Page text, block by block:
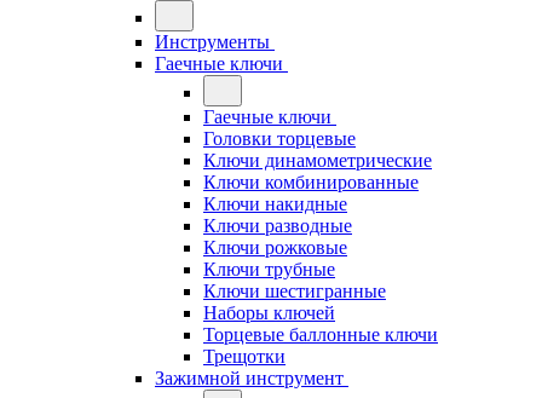
Инструменты
Гаечные ключи
Гаечные ключи
Головки торцевые
Ключи динамометрические
Ключи комбинированные
Ключи накидные
Ключи разводные
Ключи рожковые
Ключи трубные
Ключи шестигранные
Наборы ключей
Торцевые баллонные ключи
Трещотки
Зажимной инструмент